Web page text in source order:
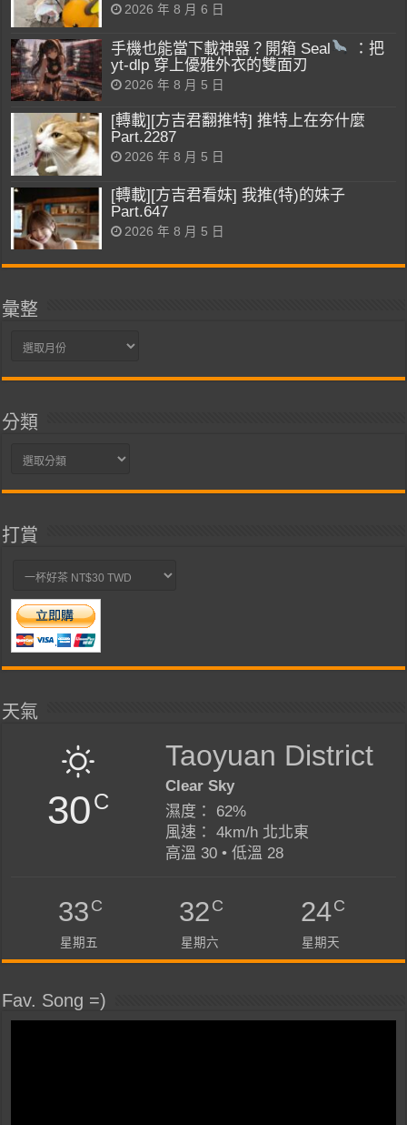
2026 年 8 月 6 日
手機也能當下載神器？開箱 Seal
：把
yt-dlp 穿上優雅外衣的雙面刃
2026 年 8 月 5 日
[轉載][方吉君翻推特] 推特上在夯什麼
Part.2287
2026 年 8 月 5 日
[轉載][方吉君看妹] 我推(特)的妹子
Part.647
2026 年 8 月 5 日
彙整
彙
分類
分
打賞
天氣
30C
Taoyuan District
Clear Sky
濕度： 62%
風速： 4km/h 北北東
高溫 30 • 低溫 28
33C
星期五
32C
星期六
24C
星期天
Fav. Song =)